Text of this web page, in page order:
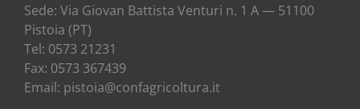
Sede: Via Gio­van Bat­ti­sta Ven­tu­ri n. 1 A — 51100
Pisto­ia (PT)
Tel: 0573 21231
Fax: 0573 367439
Email: pistoia@confagricoltura.it